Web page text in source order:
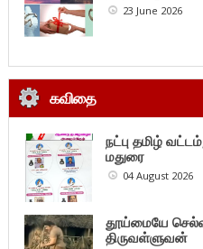
23 June 2026
கவிதை
நட்பு தமிழ்
மதுரை
04 August 2026
தூய்மையே
திருவள்ளுவன்